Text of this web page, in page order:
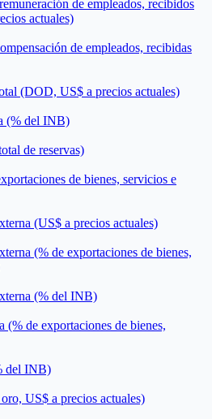
de empleados, recibidos
actuales)
de empleados, recibidas
(DOD, US$ a precios actuales)
(% del INB)
de reservas)
de bienes, servicios e
(US$ a precios actuales)
(% de exportaciones de bienes,
(% del INB)
(% de exportaciones de bienes,
del INB)
US$ a precios actuales)